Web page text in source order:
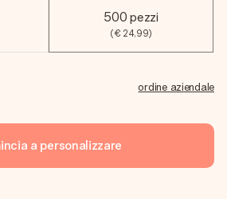
500 pezzi
(€ 24,99)
ordine aziendale
a personalizzare